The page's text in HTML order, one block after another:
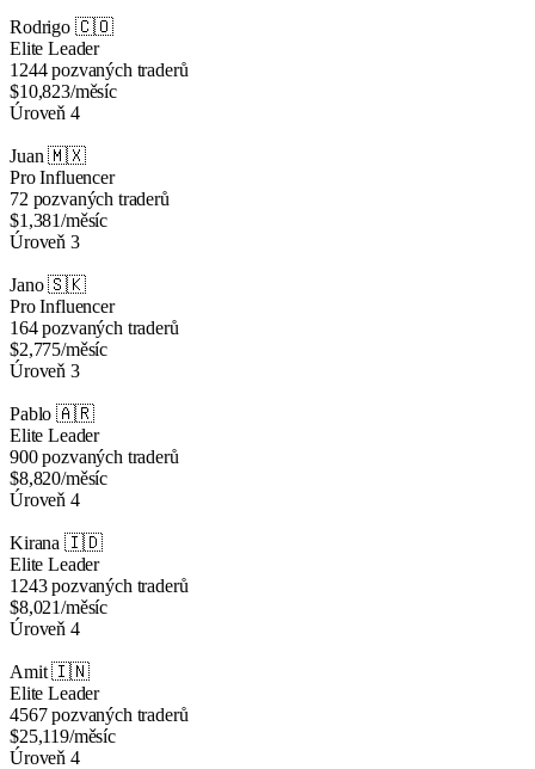
Rodrigo 🇨🇴
Elite Leader
1244 pozvaných traderů
$10,823/měsíc
Úroveň 4
Juan 🇲🇽
Pro Influencer
72 pozvaných traderů
$1,381/měsíc
Úroveň 3
Jano 🇸🇰
Pro Influencer
164 pozvaných traderů
$2,775/měsíc
Úroveň 3
Pablo 🇦🇷
Elite Leader
900 pozvaných traderů
$8,820/měsíc
Úroveň 4
Kirana 🇮🇩
Elite Leader
1243 pozvaných traderů
$8,021/měsíc
Úroveň 4
Amit 🇮🇳
Elite Leader
4567 pozvaných traderů
$25,119/měsíc
Úroveň 4